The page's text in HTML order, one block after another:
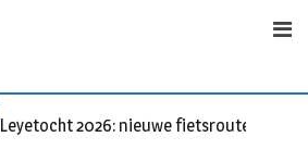
Leyetocht 2026: nieuwe fietsroutes